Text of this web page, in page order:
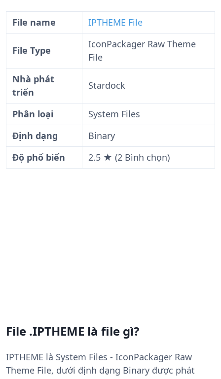
File name IPTHEME File
File Type
IconPackager Raw Theme
File
Nhà phát
triển
Stardock
Phân loại
System Files
Định dạng
Binary
Độ phổ biến
2.5 ★ (2 Bình chọn)
File .IPTHEME là file gì?
IPTHEME là System Files - IconPackager Raw
Theme File, dưới định dạng Binary được phát